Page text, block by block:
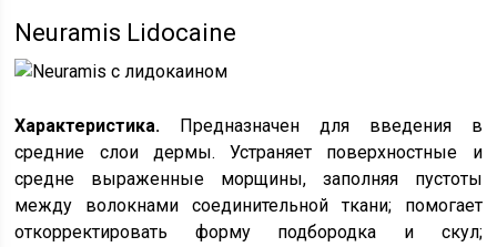
Neuramis Lidocaine
Характеристика. Предназначен для введения в
средние слои дермы. Устраняет поверхностные и
средне выраженные морщины, заполняя пустоты
между волокнами соединительной ткани; помогает
откорректировать форму подбородка и скул;